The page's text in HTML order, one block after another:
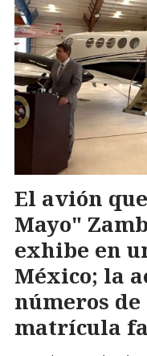
El avión
Mayo"
exhibe en
México; la
números
matrícula